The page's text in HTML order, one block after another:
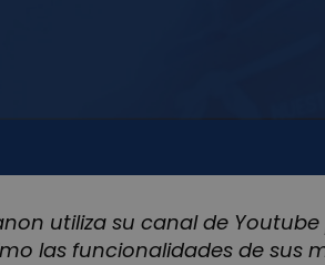
utiliza su canal de
las funcionalidades de sus